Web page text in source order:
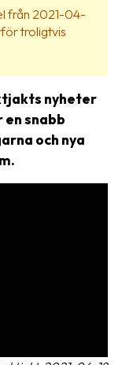
från 2021-04-
troligtvis
nyheter
snabb
och nya